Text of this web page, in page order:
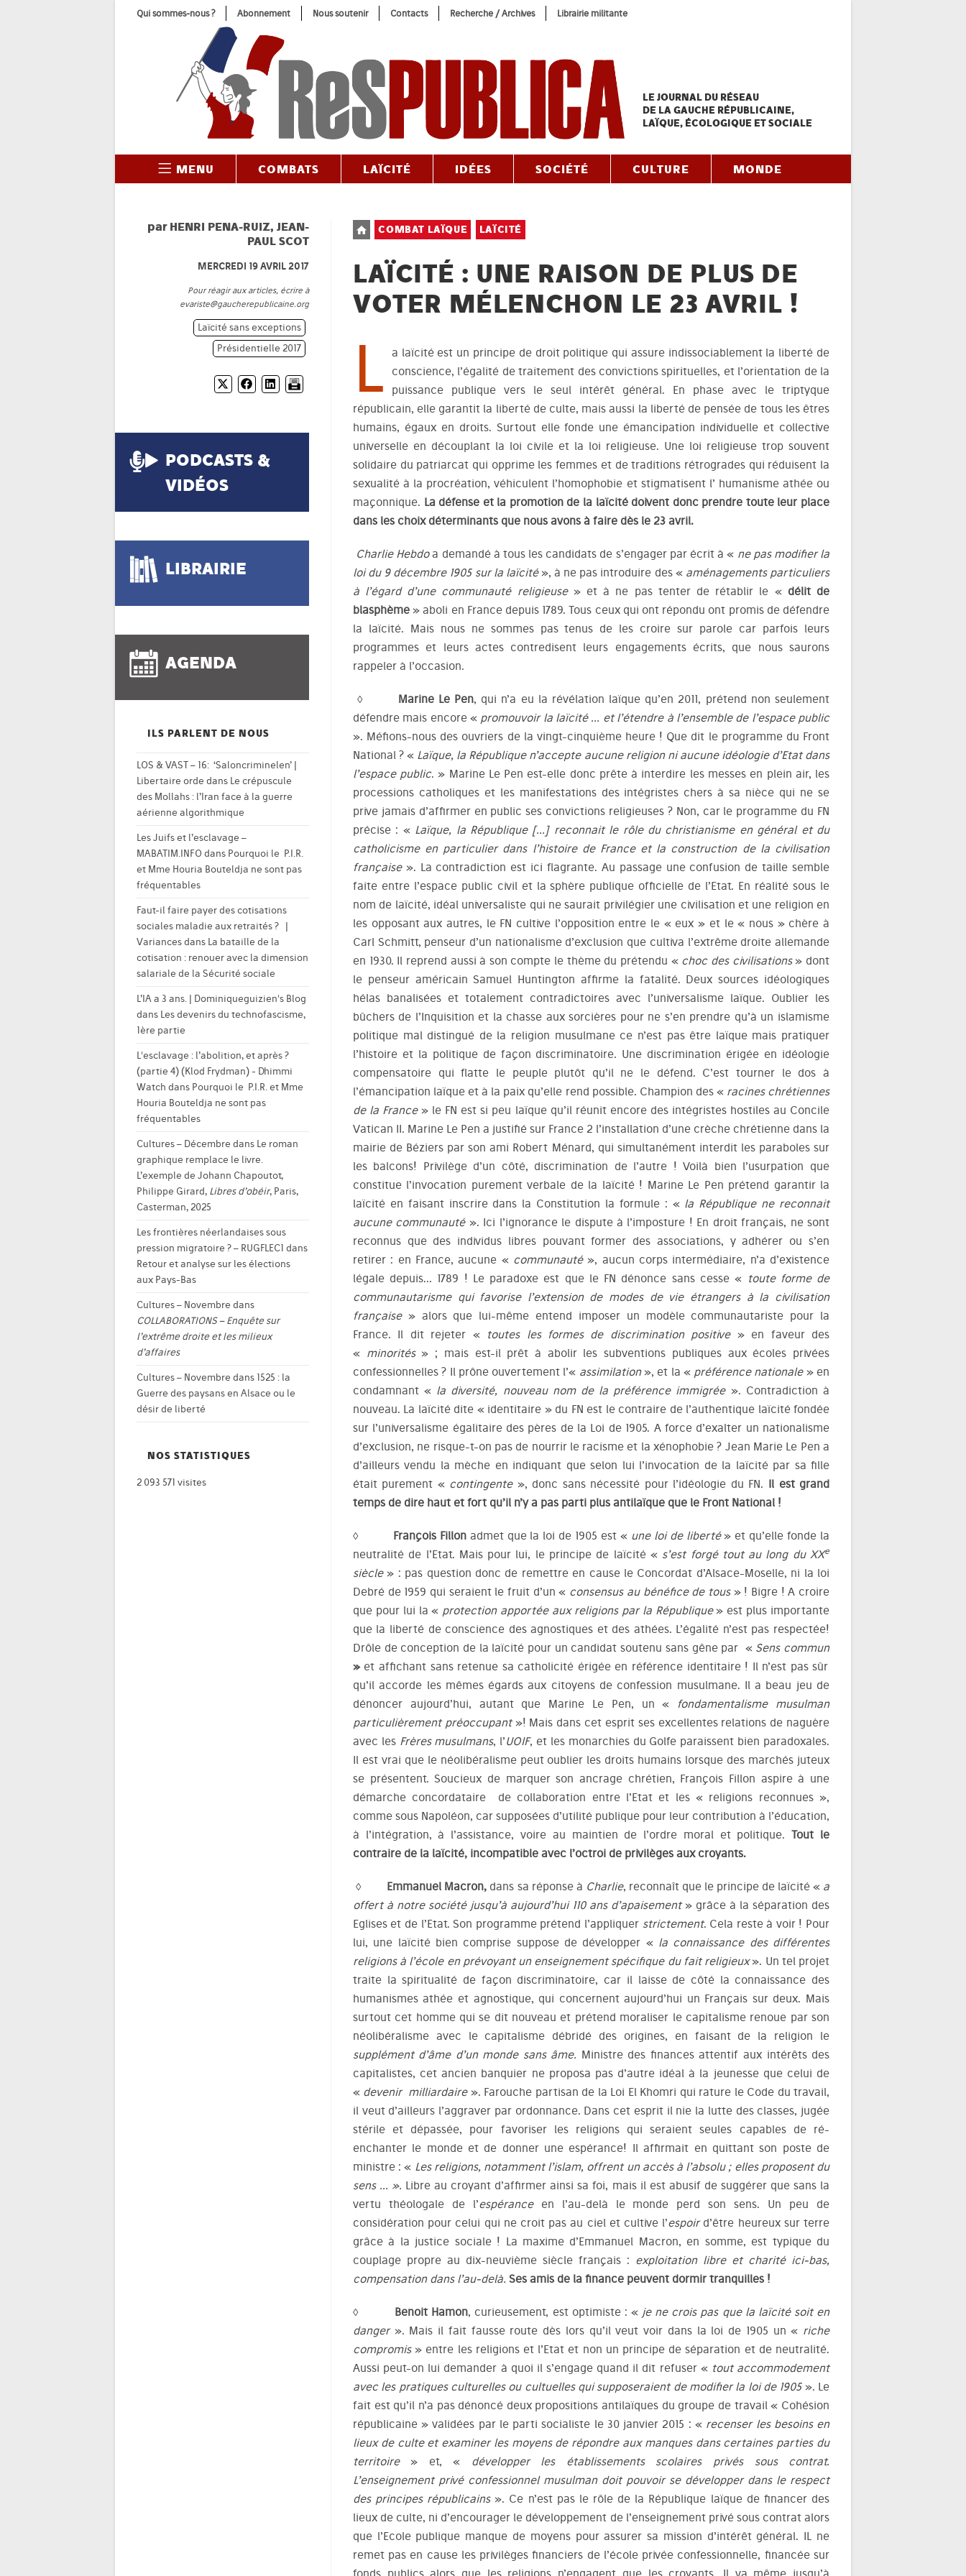
Qui sommes-nous ? Abonnement Nous soutenir Contacts Recherche / Archives Librairie militante
LE JOURNAL DU RÉSEAU
DE LA GAUCHE RÉPUBLICAINE,
LAÏQUE, ÉCOLOGIQUE ET SOCIALE
MENU COMBATS LAÏCITÉ IDÉES SOCIÉTÉ CULTURE MONDE
Post
category:
COMBAT LAÏQUE LAÏCITÉ
LAÏCITÉ : UNE RAISON DE PLUS DE
VOTER MÉLENCHON LE 23 AVRIL !
L
a laïcité est un principe de droit politique qui assure indissociablement la liberté de
conscience, l’égalité de traitement des convictions spirituelles, et l’orientation de la
puissance publique vers le seul intérêt général. En phase avec le triptyque
républicain, elle garantit la liberté de culte, mais aussi la liberté de pensée de tous les êtres
humains, égaux en droits. Surtout elle fonde une émancipation individuelle et collective
universelle en découplant la loi civile et la loi religieuse. Une loi religieuse trop souvent
solidaire du patriarcat qui opprime les femmes et de traditions rétrogrades qui réduisent la
sexualité à la procréation, véhiculent l’homophobie et stigmatisent l’ humanisme athée ou
maçonnique. La défense et la promotion de la laïcité doivent donc prendre toute leur place
dans les choix déterminants que nous avons à faire dès le 23 avril.
Charlie Hebdoa demandé à tous les candidats de s’engager par écrit à « ne pas modifier la
loi du 9 décembre 1905 sur la laïcité », à ne pas introduire des « aménagements particuliers
à l’égard d’une communauté religieuse» et à ne pas tenter de rétablir le « délit de
blasphème » aboli en France depuis 1789. Tous ceux qui ont répondu ont promis de défendre
la laïcité. Mais nous ne sommes pas tenus de les croire sur parole car parfois leurs
programmes et leurs actes contredisent leurs engagements écrits, que nous saurons
rappeler à l’occasion.
◊ Marine Le Pen, qui n’a eu la révélation laïque qu’en 2011, prétend non seulement
défendre mais encore « promouvoir la laïcité … et l’étendre à l’ensemble de l’espace public
». Méfions-nous des ouvriers de la vingt-cinquième heure ! Que dit le programme du Front
National ? « Laïque, la République n’accepte aucune religion ni aucune idéologie d’Etat dans
l’espace public. » Marine Le Pen est-elle donc prête à interdire les messes en plein air, les
processions catholiques et les manifestations des intégristes chers à sa nièce qui ne se
prive jamais d’affirmer en public ses convictions religieuses ? Non, car le programme du FN
précise : « Laïque, la République […] reconnait le rôle du christianisme en général et du
catholicisme en particulier dans l’histoire de France et la construction de la civilisation
française». La contradiction est ici flagrante. Au passage une confusion de taille semble
faite entre l’espace public civil et la sphère publique officielle de l’Etat. En réalité sous le
nom de laïcité, idéal universaliste qui ne saurait privilégier une civilisation et une religion en
les opposant aux autres, le FN cultive l’opposition entre le « eux » et le « nous » chère à
Carl Schmitt, penseur d’un nationalisme d’exclusion que cultiva l’extrême droite allemande
en 1930. Il reprend aussi à son compte le thème du prétendu « choc des civilisations » dont
le penseur américain Samuel Huntington affirme la fatalité. Deux sources idéologiques
hélas banalisées et totalement contradictoires avec l’universalisme laïque. Oublier les
bûchers de l’Inquisition et la chasse aux sorcières pour ne s’en prendre qu’à un islamisme
politique mal distingué de la religion musulmane ce n’est pas être laïque mais pratiquer
l’histoire et la politique de façon discriminatoire. Une discrimination érigée en idéologie
compensatoire qui flatte le peuple plutôt qu’il ne le défend. C’est tourner le dos à
l’émancipation laïque et à la paix qu’elle rend possible. Champion des « racines chrétiennes
de la France » le FN est si peu laïque qu’il réunit encore des intégristes hostiles au Concile
Vatican II. Marine Le Pen a justifié sur France 2 l’installation d’une crèche chrétienne dans la
mairie de Béziers par son ami Robert Ménard, qui simultanément interdit les paraboles sur
les balcons! Privilège d’un côté, discrimination de l’autre ! Voilà bien l’usurpation que
constitue l’invocation purement verbale de la laïcité ! Marine Le Pen prétend garantir la
laïcité en faisant inscrire dans la Constitution la formule : « la République ne reconnait
aucune communauté ». Ici l’ignorance le dispute à l’imposture ! En droit français, ne sont
reconnus que des individus libres pouvant former des associations, y adhérer ou s’en
retirer : en France, aucune « communauté », aucun corps intermédiaire, n’a d’existence
légale depuis… 1789 ! Le paradoxe est que le FN dénonce sans cesse « toute forme de
communautarisme qui favorise l’extension de modes de vie étrangers à la civilisation
française» alors que lui-même entend imposer un modèle communautariste pour la
France. Il dit rejeter «
toutes les formes de discrimination positive» en faveur des
« minorités» ; mais est-il prêt à abolir les subventions publiques aux écoles privées
confessionnelles ? Il prône ouvertement l’« assimilation », et la « préférence nationale» en
condamnant « la diversité, nouveau nom de la préférence immigrée ». Contradiction à
nouveau. La laïcité dite « identitaire » du FN est le contraire de l’authentique laïcité fondée
sur l’universalisme égalitaire des pères de la Loi de 1905. A force d’exalter un nationalisme
d’exclusion, ne risque-t-on pas de nourrir le racisme et la xénophobie ? Jean Marie Le Pen a
d’ailleurs vendu la mèche en indiquant que selon lui l’invocation de la laïcité par sa fille
était purement « contingente», donc sans nécessité pour l’idéologie du FN. Il est grand
temps de dire haut et fort qu’il n’y a pas parti plus antilaïque que le Front National !
◊ François Fillonadmet que la loi de 1905 est « une loi de liberté» et qu’elle fonde la
neutralité de l’Etat. Mais pour lui, le principe de laïcité « s’est forgé tout au long du XXe
siècle» : pas question donc de remettre en cause le Concordat d’Alsace-Moselle, ni la loi
Debré de 1959 qui seraient le fruit d’un « consensus au bénéfice de tous » ! Bigre ! A croire
que pour lui la « protection apportée aux religions par la République » est plus importante
que la liberté de conscience des agnostiques et des athées. L’égalité n’est pas respectée!
Drôle de conception de la laïcité pour un candidat soutenu sans gêne par « Sens commun
»et affichant sans retenue sa catholicité érigée en référence identitaire ! Il n’est pas sûr
qu’il accorde les mêmes égards aux citoyens de confession musulmane. Il a beau jeu de
dénoncer aujourd’hui, autant que Marine Le Pen, un « fondamentalisme musulman
particulièrement préoccupant »! Mais dans cet esprit ses excellentes relations de naguère
avec les Frères musulmans, l’UOIF, et les monarchies du Golfe paraissent bien paradoxales.
Il est vrai que le néolibéralisme peut oublier les droits humains lorsque des marchés juteux
se présentent. Soucieux de marquer son ancrage chrétien, François Fillon aspire à une
démarche concordataire de collaboration entre l’Etat et les « religions reconnues »,
comme sous Napoléon, car supposées d’utilité publique pour leur contribution à l’éducation,
à l’intégration, à l’assistance, voire au maintien de l’ordre moral et politique.Tout le
contraire de la laïcité, incompatible avec l’octroi de privilèges aux croyants.
◊ Emmanuel Macron, dans sa réponse à Charlie, reconnaît que le principe de laïcité « a
offert à notre société jusqu’à aujourd’hui 110 ans d’apaisement » grâce à la séparation des
Eglises et de l’Etat. Son programme prétend l’appliquer strictement. Cela reste à voir ! Pour
lui, une laïcité bien comprise suppose de développer « la connaissance des différentes
religions à l’école en prévoyant un enseignement spécifique du fait religieux». Un tel projet
traite la spiritualité de façon discriminatoire, car il laisse de côté la connaissance des
humanismes athée et agnostique, qui concernent aujourd’hui un Français sur deux. Mais
surtout cet homme qui se dit nouveau et prétend moraliser le capitalisme renoue par son
néolibéralisme avec le capitalisme débridé des origines, en faisant de la religion le
supplément d’âme d’un monde sans âme. Ministre des finances attentif aux intérêts des
capitalistes, cet ancien banquier ne proposa pas d’autre idéal à la jeunesse que celui de
« devenir milliardaire ». Farouche partisan de la Loi El Khomri qui rature le Code du travail,
il veut d’ailleurs l’aggraver par ordonnance. Dans cet esprit il nie la lutte des classes, jugée
stérile et dépassée, pour favoriser les religions qui seraient seules capables de ré-
enchanter le monde et de donner une espérance! Il affirmait en quittant son poste de
ministre : « Les religions, notamment l’islam, offrent un accès à l’absolu ; elles proposent du
sens … ». Libre au croyant d’affirmer ainsi sa foi, mais il est abusif de suggérer que sans la
vertu théologale de l’espéranceen l’au-delà le monde perd son sens. Un peu de
considération pour celui qui ne croit pas au ciel et cultive l’espoird’être heureux sur terre
grâce à la justice sociale ! La maxime d’Emmanuel Macron, en somme, est typique du
couplage propre au dix-neuvième siècle français : exploitation libre et charité ici-bas,
compensation dans l’au-delà. Ses amis de la finance peuvent dormir tranquilles !
◊ Benoit Hamon, curieusement, est optimiste : « je ne crois pas que la laïcité soit en
danger». Mais il fait fausse route dès lors qu’il veut voir dans la loi de 1905 un « riche
compromis» entre les religions et l’Etat et non un principe de séparation et de neutralité.
Aussi peut-on lui demander à quoi il s’engage quand il dit refuser « tout accommodement
avec les pratiques culturelles ou cultuelles qui supposeraient de modifier la loi de 1905». Le
fait est qu’il n’a pas dénoncé deux propositions antilaïques du groupe de travail « Cohésion
républicaine » validées par le parti socialiste le 30 janvier 2015 : « recenser les besoins en
lieux de culte et examiner les moyens de répondre aux manques dans certaines parties du
territoire » et, « développer les établissements scolaires privés sous contrat.
L’enseignement privé confessionnel musulman doit pouvoir se développer dans le respect
des principes républicains». Ce n’est pas le rôle de la République laïque de financer des
lieux de culte, ni d’encourager le développement de l’enseignement privé sous contrat alors
que l’Ecole publique manque de moyens pour assurer sa mission d’intérêt général. IL ne
remet pas en cause les privilèges financiers de l’école privée confessionnelle, financée sur
par HENRI PENA-RUIZ, JEAN-
PAUL SCOT
MERCREDI 19 AVRIL 2017
Pour réagir aux articles, écrire à
evariste@gaucherepublicaine.org
Laïcité sans exceptions
Présidentielle 2017
PODCASTS &
VIDÉOS
LIBRAIRIE
AGENDA
ILS PARLENT DE NOUS
LOS & VAST – 16: ‘Saloncriminelen’ |
Libertaire orde dans Le crépuscule
des Mollahs : l’Iran face à la guerre
aérienne algorithmique
Les Juifs et l’esclavage –
MABATIM.INFO dans Pourquoi le P.I.R.
et Mme Houria Bouteldja ne sont pas
fréquentables
Faut-il faire payer des cotisations
sociales maladie aux retraités ? |
Variancesdans La bataille de la
cotisation : renouer avec la dimension
salariale de la Sécurité sociale
L’IA a 3 ans. | Dominiqueguizien's Blog
dans Les devenirs du technofascisme,
1ère partie
L'esclavage : l’abolition, et après ?
(partie 4) (Klod Frydman) - Dhimmi
Watch dans Pourquoi le P.I.R. et Mme
Houria Bouteldja ne sont pas
fréquentables
Cultures – Décembre dans Le roman
graphique remplace le livre.
L’exemple de Johann Chapoutot,
Philippe Girard, Libres d’obéir, Paris,
Casterman, 2025
Les frontières néerlandaises sous
pression migratoire ? – RUGFLEC1 dans
Retour et analyse sur les élections
aux Pays-Bas
Cultures – Novembre dans
COLLABORATIONS – Enquête sur
l’extrême droite et les milieux
d’affaires
Cultures – Novembre dans 1525 : la
Guerre des paysans en Alsace ou le
désir de liberté
NOS STATISTIQUES
2 093 571 visites